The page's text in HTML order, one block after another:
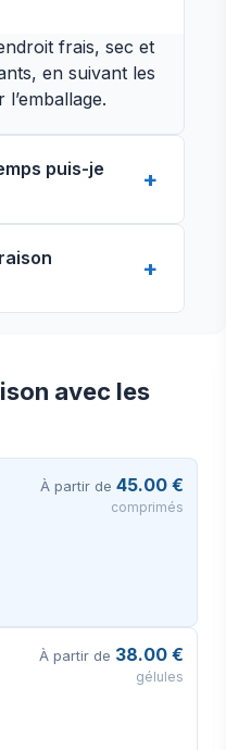
frais, sec et
en suivant les
puis-je
Ne l’utilisez
période
un professionnel
24 heures. Voici
votre colis
envoyé). Il a la
lettre privée
ou
ne peut
avec les
À partir de 45.00 €
comprimés
À partir de 38.00 €
gélules